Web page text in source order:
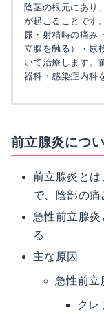
陰茎の根元にあり
が起こることです
尿・射精時の痛み
立腺を触る）・尿
いて治療します。
器科・感染症内科
前立腺炎につ
前立腺炎とは
で、陰部の痛
急性前立腺
る
主な原因
急性前立
クレ